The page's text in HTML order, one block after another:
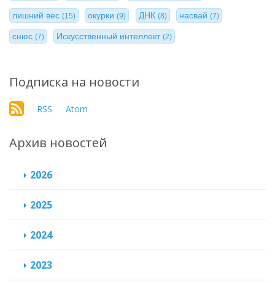
лишний вес (15) окурки(9) ДНК (8) насвай(7)
снюс (7) Искусственный интеллект(2)
Подписка на новости
RSS Atom
Архив новостей
2026
2025
2024
2023